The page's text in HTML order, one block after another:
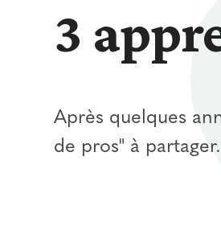
3
Après quelques
de pros" à partager.